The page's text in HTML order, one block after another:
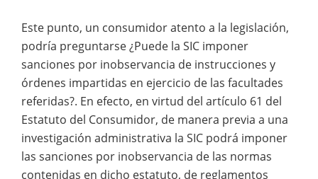
Este punto, un consumidor atento a la legislación,
podría preguntarse ¿Puede la SIC imponer
sanciones por inobservancia de instrucciones y
órdenes impartidas en ejercicio de las facultades
referidas?. En efecto, en virtud del artículo 61 del
Estatuto del Consumidor, de manera previa a una
investigación administrativa la SIC podrá imponer
las sanciones por inobservancia de las normas
contenidas en dicho estatuto, de reglamentos